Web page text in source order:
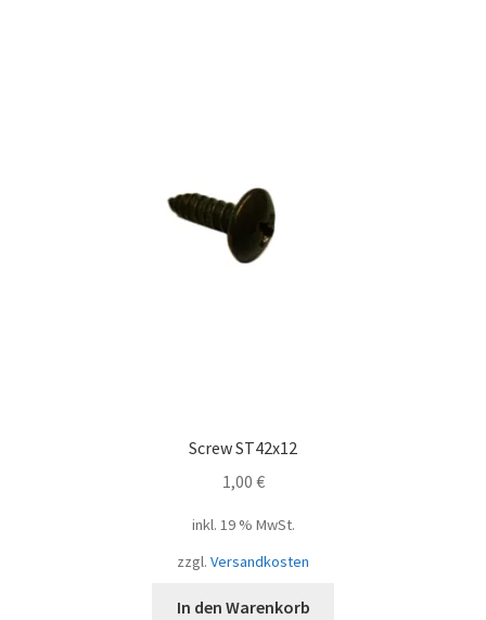
Screw ST42x12
1,00 €
inkl. 19 % MwSt.
zzgl. Versandkosten
In den Warenkorb